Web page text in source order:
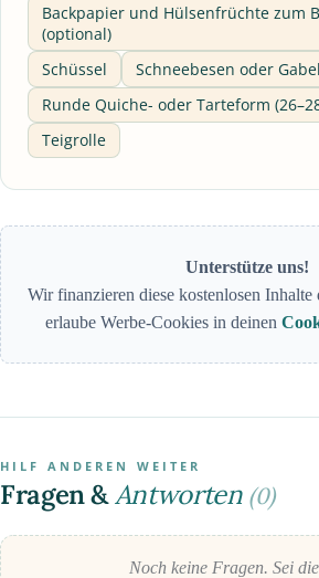
Backpapier und Hülsenfrüchte zum
(optional)
Schüssel
Schneebesen oder Gabel
Runde Quiche- oder Tarteform
Teigrolle
Unterstütze uns!
Wir finanzieren diese kostenlosen
erlaube Werbe-Cookies in deinen
HILF ANDEREN WEITER
Fragen &Antworten (0)
Noch keine Fragen. Sei